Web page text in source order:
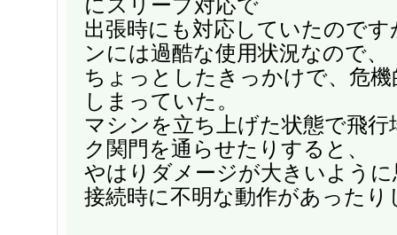
にスリープ対応で
出張時にも対応していたので
ンには過酷な使用状況なので、
ちょっとしたきっかけで、危
しまっていた。
マシンを立ち上げた状態で飛
ク関門を通らせたりすると、
やはりダメージが大きいよう
接続時に不明な動作があったり